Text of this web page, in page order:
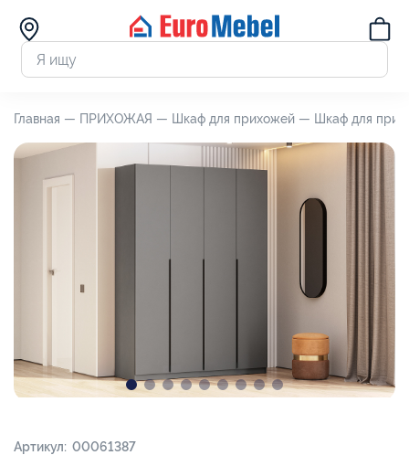
Главная — ПРИХОЖАЯ — Шкаф для прихожей — Шкаф для
Артикул: 00061387